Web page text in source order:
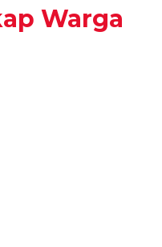
Warga